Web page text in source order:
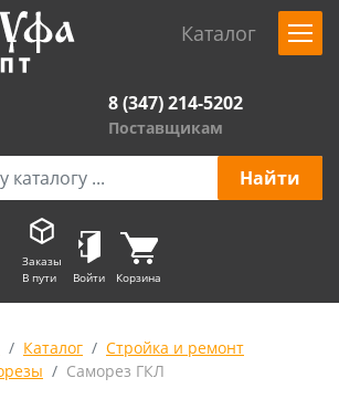
Каталог
8 (347) 214-5202
Поставщикам
Заказы
В пути
Войти Корзина
Каталог
Стройка и ремонт
Саморез ГКЛ